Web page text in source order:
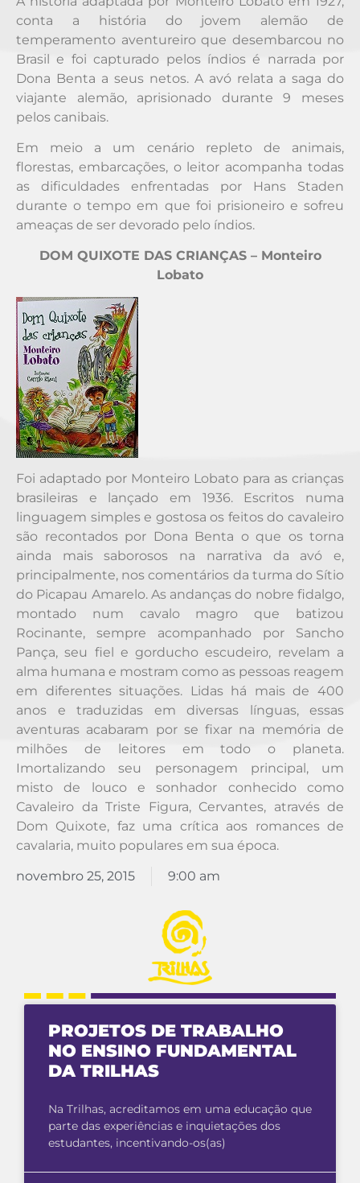
conta a história do jovem alemão de
temperamento aventureiro que desembarcou no
Brasil e foi capturado pelos índios é narrada por
Dona Benta a seus netos. A avó relata a saga do
viajante alemão, aprisionado durante 9 meses
pelos canibais.
Em meio a um cenário repleto de animais,
florestas, embarcações, o leitor acompanha todas
as dificuldades enfrentadas por Hans Staden
durante o tempo em que foi prisioneiro e sofreu
ameaças de ser devorado pelo índios.
DOM QUIXOTE DAS CRIANÇAS– Monteiro
Lobato
Foi adaptado por Monteiro Lobato para as crianças
brasileiras e lançado em 1936. Escritos numa
linguagem simples e gostosa os feitos do cavaleiro
são recontados por Dona Benta o que os torna
ainda mais saborosos na narrativa da avó e,
principalmente, nos comentários da turma do Sítio
do Picapau Amarelo. As andanças do nobre fidalgo,
montado num cavalo magro que batizou
Rocinante, sempre acompanhado por Sancho
Pança, seu fiel e gorducho escudeiro, revelam a
alma humana e mostram como as pessoas reagem
em diferentes situações. Lidas há mais de 400
anos e traduzidas em diversas línguas, essas
aventuras acabaram por se fixar na memória de
milhões de leitores em todo o planeta.
Imortalizando seu personagem principal, um
misto de louco e sonhador conhecido como
Cavaleiro da Triste Figura, Cervantes, através de
Dom Quixote, faz uma crítica aos romances de
cavalaria, muito populares em sua época.
novembro 25, 2015 9:00 am
PROJETOS DE TRABALHO
NO ENSINO FUNDAMENTAL
DA TRILHAS
Na Trilhas, acreditamos em uma educação que
parte das experiências e inquietações dos
estudantes, incentivando-os(as)